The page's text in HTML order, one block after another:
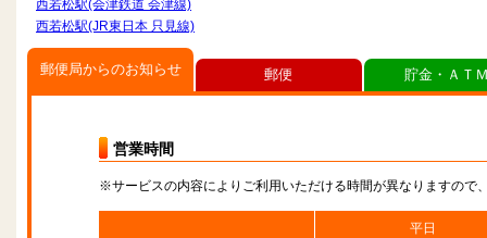
西若松駅(会津鉄道 会津線)
西若松駅(JR東日本 只見線)
郵便局からのお知らせ
営業時間
※サービスの内容によりご利用いただける時間が異なりますので
平日
郵便 貯金・ＡＴ